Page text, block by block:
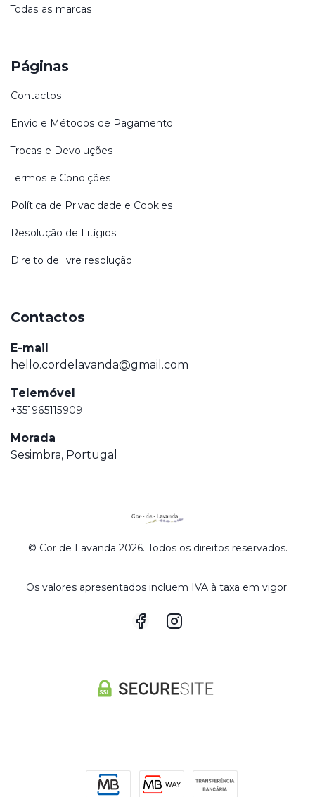
© Cor de Lavanda 2026. Todos os direitos reservados.
Os valores apresentados incluem IVA à taxa em vigor.
Todas as marcas
Páginas
Contactos
Envio e Métodos de Pagamento
Trocas e Devoluções
Termos e Condições
Política de Privacidade e Cookies
Resolução de Litígios
Direito de livre resolução
Contactos
E-mail
hello.cordelavanda@gmail.com
Telemóvel
+351965115909
Morada
Sesimbra, Portugal